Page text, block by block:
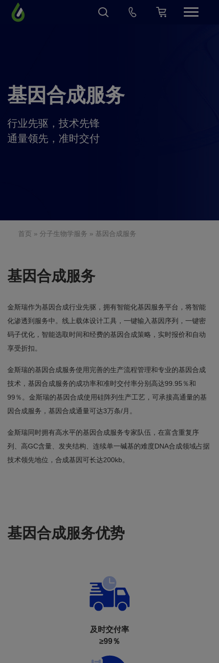
基因合成服务
行业先驱，技术先锋
通量领先，准时交付
首页 » 分子生物学服务 » 基因合成服务
基因合成服务
金斯瑞作为基因合成行业先驱，拥有智能化基因服务平台，将智能
化渗透到服务中。线上载体设计工具，一键输入基因序列，一键密
码子优化，智能选取时间和经费的基因合成策略，实时报价和自动
享受折扣。
金斯瑞的基因合成服务使用完善的生产流程管理和专业的基因合成
技术，基因合成服务的成功率和准时交付率分别高达99.95％和
99％。金斯瑞的基因合成使用硅阵列生产工艺，可承接高通量的基
因合成服务，基因合成通量可达3万条/月。
金斯瑞同时拥有高水平的基因合成服务专家队伍，在富含重复序
列、高GC含量、发夹结构、连续单一碱基的难度DNA合成领域占据
技术领先地位，合成基因可长达200kb。
基因合成服务优势
及时交付率
≥99％